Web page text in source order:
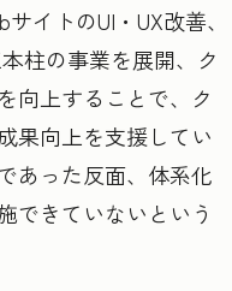
イトのUI・UX改善、
柱の事業を展開、ク
向上することで、ク
果向上を支援してい
あった反面、体系化
できていないという